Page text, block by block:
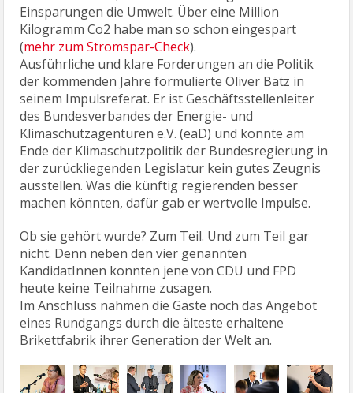
Einsparungen die Umwelt. Über eine Million
Kilogramm Co2 habe man so schon eingespart
(mehr zum Stromspar-Check).
Ausführliche und klare Forderungen an die Politik
der kommenden Jahre formulierte Oliver Bätz in
seinem Impulsreferat. Er ist Geschäftsstellenleiter
des Bundesverbandes der Energie- und
Klimaschutzagenturen e.V. (eaD) und konnte am
Ende der Klimaschutzpolitik der Bundesregierung in
der zurückliegenden Legislatur kein gutes Zeugnis
ausstellen. Was die künftig regierenden besser
machen könnten, dafür gab er wertvolle Impulse.
Ob sie gehört wurde? Zum Teil. Und zum Teil gar
nicht. Denn neben den vier genannten
KandidatInnen konnten jene von CDU und FPD
heute keine Teilnahme zusagen.
Im Anschluss nahmen die Gäste noch das Angebot
eines Rundgangs durch die älteste erhaltene
Brikettfabrik ihrer Generation der Welt an.